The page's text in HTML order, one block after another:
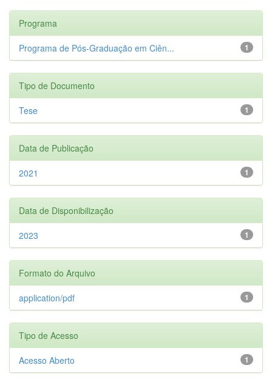
Programa
1
Programa de Pós-Graduação em Ciên...
Tipo de Documento
1
Tese
Data de Publicação
1
2021
Data de Disponibilização
1
2023
Formato do Arquivo
1
application/pdf
Tipo de Acesso
1
Acesso Aberto